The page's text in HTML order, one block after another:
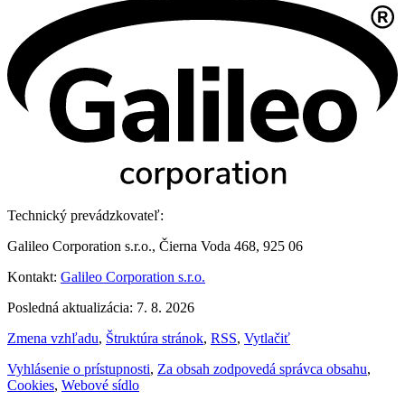
Technický prevádzkovateľ:
Galileo Corporation s.r.o., Čierna Voda 468, 925 06
Kontakt: Galileo Corporation s.r.o.
Posledná aktualizácia: 7. 8. 2026
Zmena vzhľadu, Štruktúra stránok, RSS, Vytlačiť
Vyhlásenie o prístupnosti, Za obsah zodpovedá správca obsahu,
Cookies, Webové sídlo